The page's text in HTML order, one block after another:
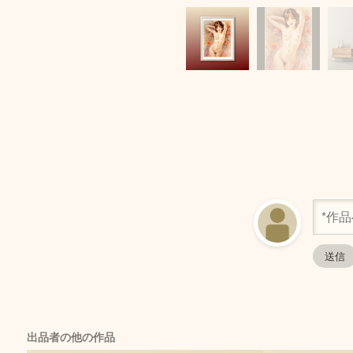
出品者の他の作品